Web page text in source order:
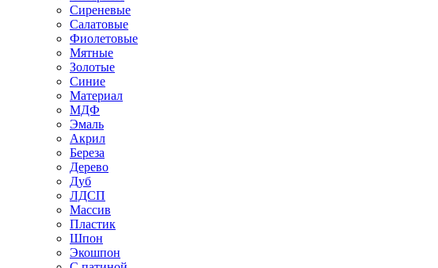
Сиреневые
Салатовые
Фиолетовые
Мятные
Золотые
Синие
Материал
МДФ
Эмаль
Акрил
Береза
Дерево
Дуб
ЛДСП
Массив
Пластик
Шпон
Экошпон